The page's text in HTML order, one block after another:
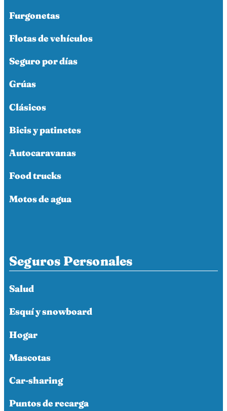
Furgonetas
Flotas de vehículos
Seguro por días
Grúas
Clásicos
Bicis y patinetes
Autocaravanas
Food trucks
Motos de agua
Seguros Personales
Salud
Esquí y snowboard
Hogar
Mascotas
Car-sharing
Puntos de recarga